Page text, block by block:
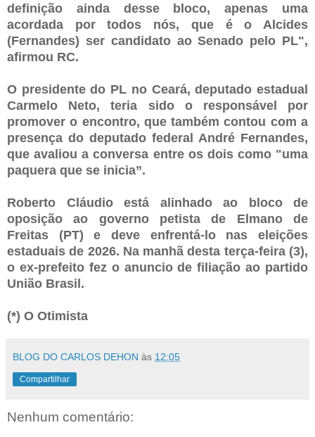
definição ainda desse bloco, apenas uma
acordada por todos nós, que é o Alcides
(Fernandes) ser candidato ao Senado pelo PL",
afirmou RC.
O presidente do PL no Ceará, deputado estadual
Carmelo Neto, teria sido o responsável por
promover o encontro, que também contou com a
presença do deputado federal André Fernandes,
que avaliou a conversa entre os dois como "uma
paquera que se inicia”.
Roberto Cláudio está alinhado ao bloco de
oposição ao governo petista de Elmano de
Freitas (PT) e deve enfrentá-lo nas eleições
estaduais de 2026. Na manhã desta terça-feira (3),
o ex-prefeito fez o anuncio de filiação ao partido
União Brasil.
(*) O Otimista
BLOG DO CARLOS DEHON às 12:05
Compartilhar
Nenhum comentário: